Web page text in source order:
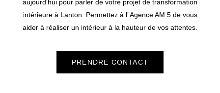
aujourd’hui pour parler de votre projet de transformation
intérieure à Lanton. Permettez à l’ Agence AM 5 de vous
aider à réaliser un intérieur à la hauteur de vos attentes.
PRENDRE CONTACT